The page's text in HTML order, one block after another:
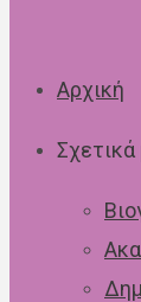
Αρχική